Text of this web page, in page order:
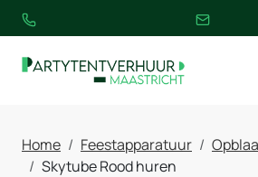
Home Feestapparatuur
Skytube Rood huren